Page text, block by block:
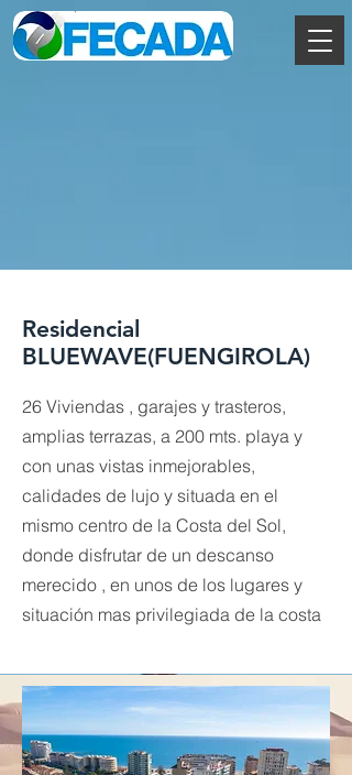
Residencial
BLUEWAVE(FUENGIROLA)
26 Viviendas , garajes y trasteros,
amplias terrazas, a 200 mts. playa y
con unas vistas inmejorables,
calidades de lujo y situada en el
mismo centro de la Costa del Sol,
donde disfrutar de un descanso
merecido , en unos de los lugares y
situación mas privilegiada de la costa